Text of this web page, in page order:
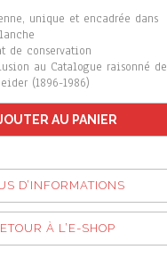
unique et encadrée dans
de conservation
au Catalogue raisonné de
(1896-1986)
AU PANIER
D’INFORMATIONS
À L’E-SHOP